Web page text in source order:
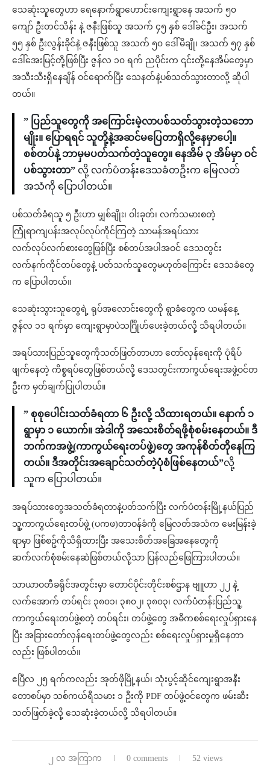
သေဆုံးသူတွေဟာ ရေနောက်ရွာဟောင်းကျေးရွာနေ အသက် ၅၀
ကျော် ဦးတင်သိန်း နဲ့ ဇနီးဖြစ်သူ အသက် ၄၅ နှစ် ဒေါ်ခင်ဦး၊ အသက်
၅၅ နှစ် ဦးလွန်းခိုင်နဲ့ ဇနီးဖြစ်သူ အသက် ၅၀ ဒေါ်မိချို၊ အသက် ၅၇ နှစ်
ဒေါ်အေးမြင့်တို့ဖြစ်ပြီး ဇွန်လ ၁၀ ရက် ညပိုင်းက ၎င်းတို့နေအိမ်တွေမှာ
အသီးသီးရှိနေချိန် ဝင်ရောက်ပြီး သေနတ်နဲ့ပစ်သတ်သွားတာလို့ ဆိုပါ
တယ်။
” ပြည်သူတွေကို အကြောင်းမဲ့လာပစ်သတ်သွားတဲ့သဘော
မျိုး။ ပြောရရင် သူတို့နဲ့အဆင်မပြေတာရှိလို့နေမှာပေါ့။
စစ်တပ်နဲ့ ဘာမှမပတ်သက်တဲ့သူတွေ။ နေအိမ် ၃ အိမ်မှာ ဝင်
ပစ်သွားတာ” လို့ လက်ပံတန်းဒေသခံတဦးက မြေလတ်
အသံကို ပြောပါတယ်။
ပစ်သတ်ခံရသူ ၅ ဦးဟာ မျှစ်ချိုး၊ ဝါးခုတ်၊ လက်သမားစတဲ့
ကြုံရာကျပန်းအလုပ်လုပ်ကိုင်ကြတဲ့ သာမန်အရပ်သား
လက်လုပ်လက်စားတွေဖြစ်ပြီး စစ်တပ်အပါအဝင် ဒေသတွင်း
လက်နက်ကိုင်တပ်တွေနဲ့ ပတ်သက်သူတွေမဟုတ်ကြောင်း ဒေသခံတွေ
က ပြောပါတယ်။
သေဆုံးသွားသူတွေရဲ့ ရုပ်အလောင်းတွေကို ရွာခံတွေက ယမန်နေ့
ဇွန်လ ၁၁ ရက်မှာ ကျေးရွာမှာပဲသင်္ဂြိုဟ်ပေးခဲ့တယ်လို့ သိရပါတယ်။
အရပ်သားပြည်သူတွေကိုသတ်ဖြတ်တာဟာ တော်လှန်ရေးကို ပုံရိပ်
ဖျက်နေတဲ့ ကိစ္စရပ်တွေဖြစ်တယ်လို့ ဒေသတွင်းကာကွယ်ရေးအဖွဲ့ဝင်တ
ဦးက မှတ်ချက်ပြုပါတယ်။
” စုစုပေါင်းသတ်ခံရတာ ၆ ဦးလို့ သိထားရတယ်။ နောက် ၁
ရွာမှာ ၁ ယောက်။ အဲဒါကို အသေးစိတ်ရဖို့စုံစမ်းနေတယ်။ ဒီ
ဘက်ကအဖွဲ့(ကာကွယ်ရေးတပ်ဖွဲ့)တွေ အကုန်စိတ်တိုနေကြ
တယ်။ ဒီအတိုင်းအချောင်သတ်တဲ့ပုံစံဖြစ်နေတယ်”လို့
သူက ပြောပါတယ်။
အရပ်သားတွေအသတ်ခံရတာနဲ့ပတ်သက်ပြီး လက်ပံတန်းမြို့နယ်ပြည်
သူ့ကာကွယ်ရေးတပ်ဖွဲ့ (ပကဖ)တာဝန်ခံကို မြေလတ်အသံက မေးမြန်းခဲ့
ရာမှာ ဖြစ်စဥ်ကိုသိရှိထားပြီး အသေးစိတ်အခြေအနေတွေကို
ဆက်လက်စုံစမ်းနေဆဲဖြစ်တယ်လို့သာ ပြန်လည်ဖြေကြားပါတယ်။
သာယာဝတီခရိုင်အတွင်းမှာ တောင်ပိုင်းတိုင်းစစ်ဌာန ဗျူဟာ ၂၂ နဲ့
လက်အောက် တပ်ရင်း ၃၈၀၁၊ ၃၈၀၂၊ ၃၈၀၃၊ လက်ပံတန်းပြည်သူ့
ကာကွယ်ရေးတပ်ဖွဲ့စတဲ့ တပ်ရင်း၊ တပ်ဖွဲ့တွေ အဓိကစစ်ရေးလှုပ်ရှားနေ
ပြီး အခြားတော်လှန်ရေးတပ်ဖွဲ့တွေလည်း စစ်ရေးလှုပ်ရှားမှုရှိနေတာ
လည်း ဖြစ်ပါတယ်။
ဧပြီလ ၂၅ ရက်ကလည်း အုတ်ဖိုမြို့နယ်၊ သုံးပွင့်ဆိုင်ကျေးရွာအနီး
တောစပ်မှာ သစ်ကယ်ရီသမား ၁ ဦးကို PDF တပ်ဖွဲ့ဝင်တွေက ဖမ်းဆီး
သတ်ဖြတ်ခဲ့လို့ သေဆုံးခဲ့တယ်လို့ သိရပါတယ်။
၂ လ အကြာက 0 comments 52 views